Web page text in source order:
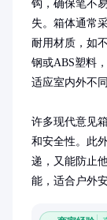
钩，确保笔不
失。箱体通常
耐用材质，如
钢或ABS塑料
适应室内外不同
许多现代意见
和安全性。此
递，又能防止
能，适合户外安